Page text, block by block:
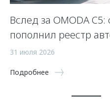
Вслед за OMODA
пополнил реестр
31 июля 2026
Подробнее